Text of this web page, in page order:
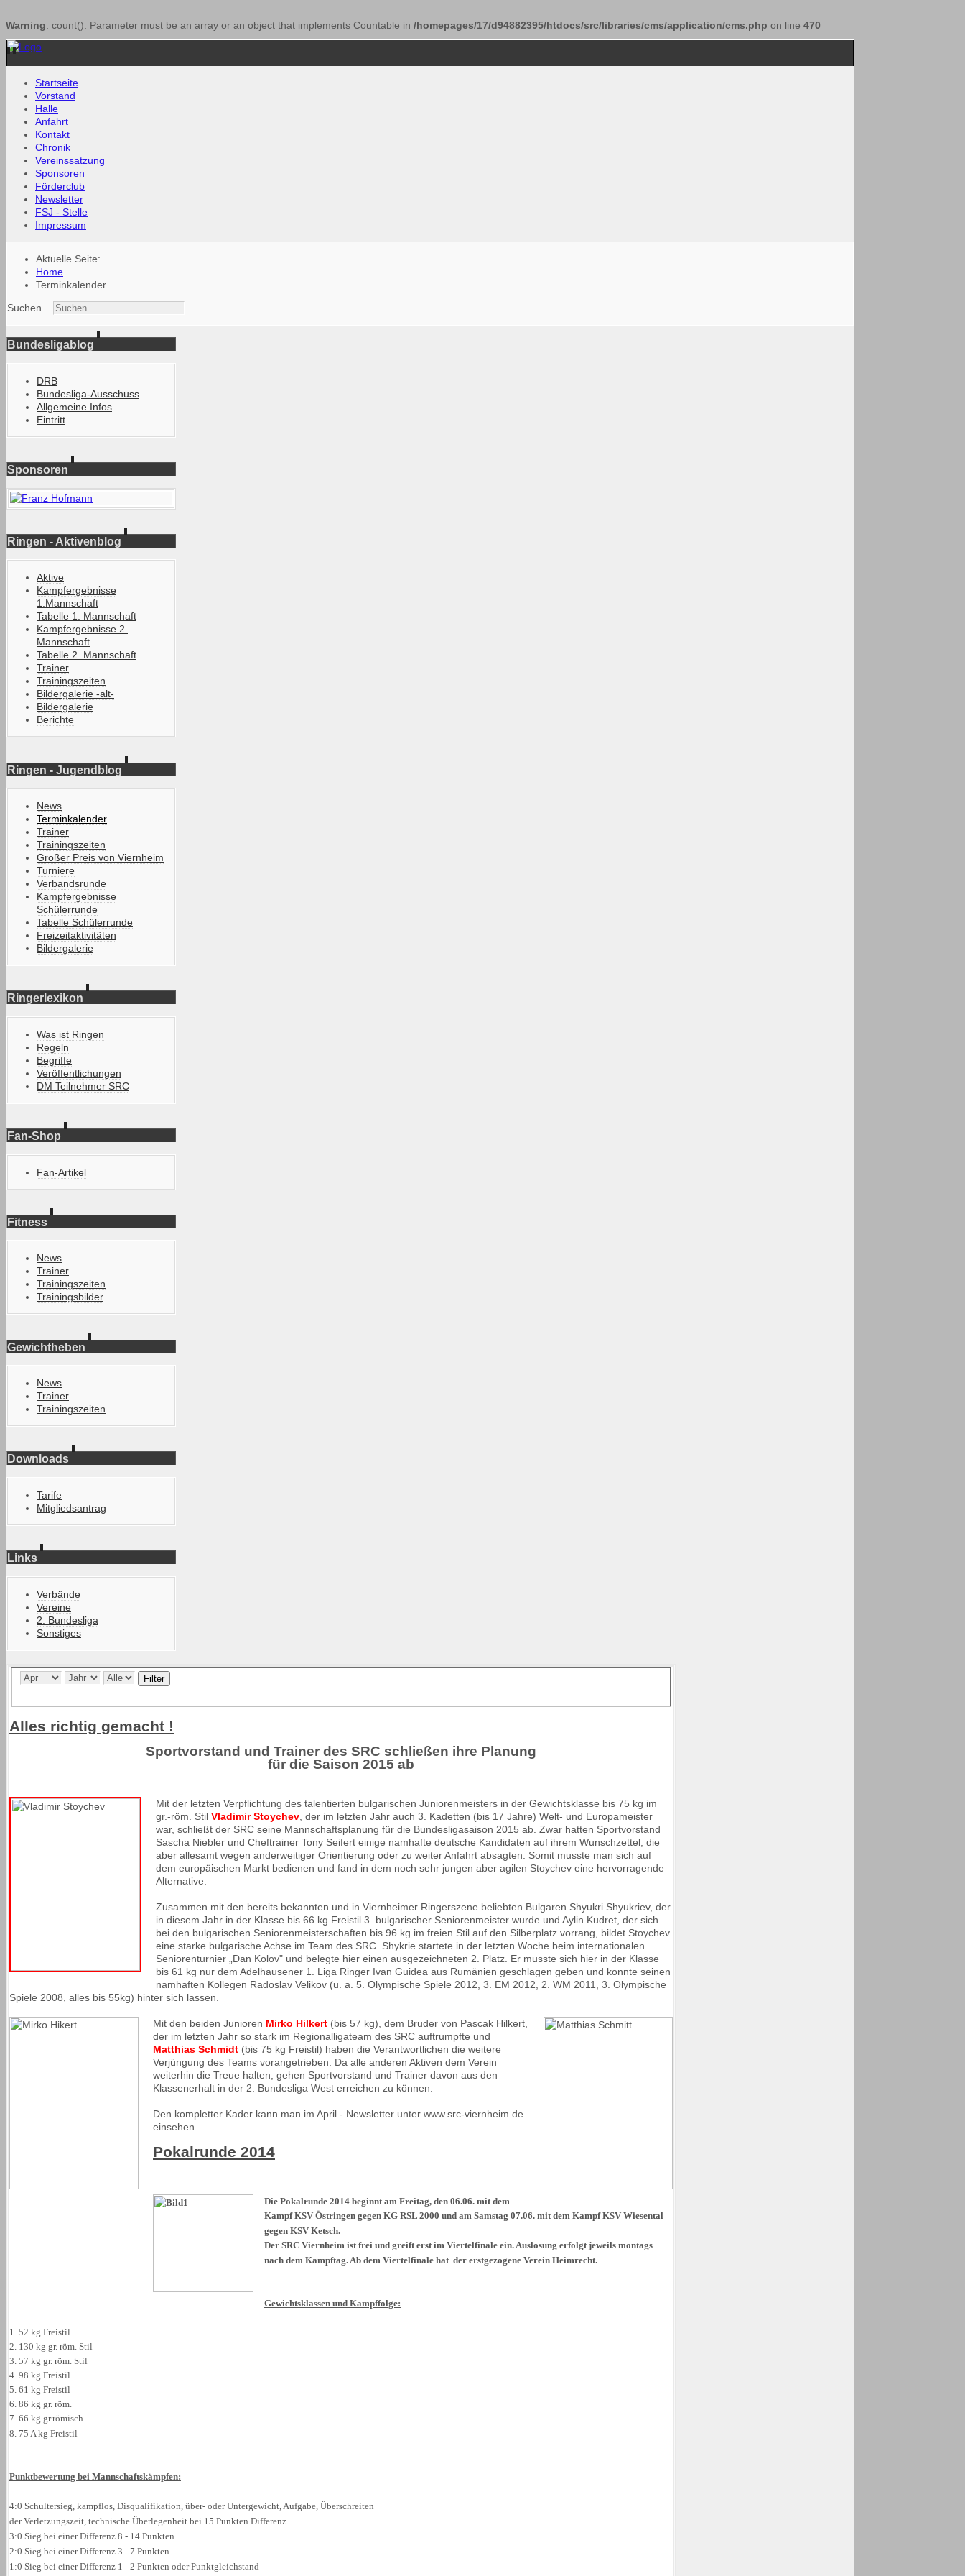
Warning: count(): Parameter must be an array or an object that implements Countable in /homepages/17/d94882395/htdocs/src/libraries/cms/application/cms.php on line 470
Startseite
Vorstand
Halle
Anfahrt
Kontakt
Chronik
Vereinssatzung
Sponsoren
Förderclub
Newsletter
FSJ - Stelle
Impressum
Aktuelle Seite:
Home
Terminkalender
Suchen...
Bundesligablog
DRB
Bundesliga-Ausschuss
Allgemeine Infos
Eintritt
Sponsoren
Ringen - Aktivenblog
Aktive
Kampfergebnisse
1.Mannschaft
Tabelle 1. Mannschaft
Kampfergebnisse 2.
Mannschaft
Tabelle 2. Mannschaft
Trainer
Trainingszeiten
Bildergalerie -alt-
Bildergalerie
Berichte
Ringen - Jugendblog
News
Terminkalender
Trainer
Trainingszeiten
Großer Preis von Viernheim
Turniere
Verbandsrunde
Kampfergebnisse
Schülerrunde
Tabelle Schülerrunde
Freizeitaktivitäten
Bildergalerie
Ringerlexikon
Was ist Ringen
Regeln
Begriffe
Veröffentlichungen
DM Teilnehmer SRC
Fan-Shop
Fan-Artikel
Fitness
News
Trainer
Trainingszeiten
Trainingsbilder
Gewichtheben
News
Trainer
Trainingszeiten
Downloads
Tarife
Mitgliedsantrag
Links
Verbände
Vereine
2. Bundesliga
Sonstiges
Filter
Alles richtig gemacht !
Sportvorstand und Trainer des SRC schließen ihre Planung
für die Saison 2015 ab
Mit der letzten Verpflichtung des talentierten bulgarischen Juniorenmeisters in der Gewichtsklasse bis 75 kg im
gr.-röm. Stil Vladimir Stoychev , der im letzten Jahr auch 3. Kadetten (bis 17 Jahre) Welt- und Europameister
war, schließt der SRC seine Mannschaftsplanung für die Bundesligasaison 2015 ab. Zwar hatten Sportvorstand
Sascha Niebler und Cheftrainer Tony Seifert einige namhafte deutsche Kandidaten auf ihrem Wunschzettel, die
aber allesamt wegen anderweitiger Orientierung oder zu weiter Anfahrt absagten. Somit musste man sich auf
dem europäischen Markt bedienen und fand in dem noch sehr jungen aber agilen Stoychev eine hervorragende
Alternative.
Zusammen mit den bereits bekannten und in Viernheimer Ringerszene beliebten Bulgaren Shyukri Shyukriev, der
in diesem Jahr in der Klasse bis 66 kg Freistil 3. bulgarischer Seniorenmeister wurde und Aylin Kudret, der sich
bei den bulgarischen Seniorenmeisterschaften bis 96 kg im freien Stil auf den Silberplatz vorrang, bildet Stoychev
eine starke bulgarische Achse im Team des SRC. Shykrie startete in der letzten Woche beim internationalen
Seniorenturnier „Dan Kolov" und belegte hier einen ausgezeichneten 2. Platz. Er musste sich hier in der Klasse
bis 61 kg nur dem Adelhausener 1. Liga Ringer Ivan Guidea aus Rumänien geschlagen geben und konnte seinen
namhaften Kollegen Radoslav Velikov (u. a. 5. Olympische Spiele 2012, 3. EM 2012, 2. WM 2011, 3. Olympische
Spiele 2008, alles bis 55kg) hinter sich lassen.
Mit den beiden Junioren Mirko Hilkert (bis 57 kg), dem Bruder von Pascak Hilkert,
der im letzten Jahr so stark im Regionalligateam des SRC auftrumpfte und
Matthias Schmidt (bis 75 kg Freistil) haben die Verantwortlichen die weitere
Verjüngung des Teams vorangetrieben. Da alle anderen Aktiven dem Verein
weiterhin die Treue halten, gehen Sportvorstand und Trainer davon aus den
Klassenerhalt in der 2. Bundesliga West erreichen zu können.
Den kompletter Kader kann man im April - Newsletter unter www.src-viernheim.de
einsehen.
Pokalrunde 2014
Die Pokalrunde 2014 beginnt am Freitag, den 06.06. mit dem
Kampf KSV Östringen gegen KG RSL 2000 und am Samstag 07.06. mit dem Kampf KSV Wiesental
gegen KSV Ketsch.
Der SRC Viernheim ist frei und greift erst im Viertelfinale ein. Auslosung erfolgt jeweils montags
nach dem Kampftag. Ab dem Viertelfinale hat der erstgezogene Verein Heimrecht.
Gewichtsklassen und Kampffolge:
1. 52 kg Freistil
2. 130 kg gr. röm. Stil
3. 57 kg gr. röm. Stil
4. 98 kg Freistil
5. 61 kg Freistil
6. 86 kg gr. röm.
7. 66 kg gr.römisch
8. 75 A kg Freistil
Punktbewertung bei Mannschaftskämpfen:
4:0 Schultersieg, kampflos, Disqualifikation, über- oder Untergewicht, Aufgabe, Überschreiten
der Verletzungszeit, technische Überlegenheit bei 15 Punkten Differenz
3:0 Sieg bei einer Differenz 8 - 14 Punkten
2:0 Sieg bei einer Differenz 3 - 7 Punkten
1:0 Sieg bei einer Differenz 1 - 2 Punkten oder Punktgleichstand